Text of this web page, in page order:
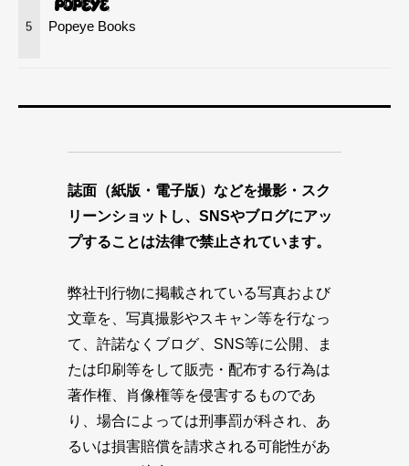
5 Popeye Books
誌面（紙版・電子版）などを撮影・スク
リーンショットし、SNSやブログにアッ
プすることは法律で禁止されています。
弊社刊行物に掲載されている写真および
文章を、写真撮影やスキャン等を行なっ
て、許諾なくブログ、SNS等に公開、ま
たは印刷等をして販売・配布する行為は
著作権、肖像権等を侵害するものであ
り、場合によっては刑事罰が科され、あ
るいは損害賠償を請求される可能性があ